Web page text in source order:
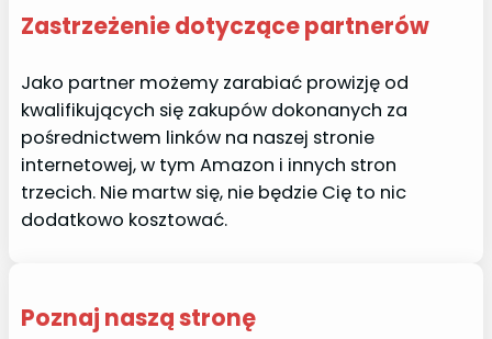
Zastrzeżenie dotyczące partnerów
Jako partner możemy zarabiać prowizję od
kwalifikujących się zakupów dokonanych za
pośrednictwem linków na naszej stronie
internetowej, w tym Amazon i innych stron
trzecich. Nie martw się, nie będzie Cię to nic
dodatkowo kosztować.
Poznaj naszą stronę